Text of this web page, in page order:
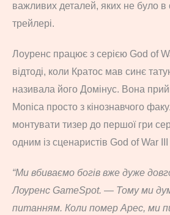
важливих деталей, яких не було в
трейлері.
Лоуренс працює з серією God of
відтоді, коли Кратос мав синє
називала його Домінус. Вона
Monica просто з кінознавчого
монтувати тизер до першої гри
одним із сценаристів God of War
“Ми вбиваємо богів вже дуже
Лоуренс GameSpot. — Тому ми
питанням. Коли помер Арес, ми